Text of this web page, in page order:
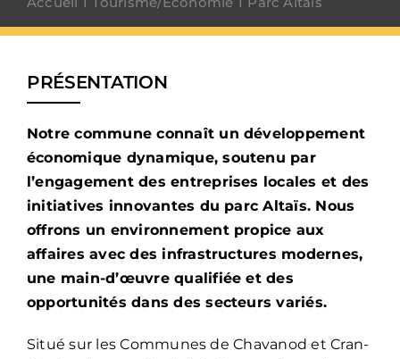
PRÉSENTATION
Notre commune connaît un développement
économique dynamique, soutenu par
l’engagement des entreprises locales et des
initiatives innovantes du parc Altaïs. Nous
offrons un environnement propice aux
affaires avec des infrastructures modernes,
une main-d’œuvre qualifiée et des
opportunités dans des secteurs variés.
Situé sur les Communes de Chavanod et Cran-